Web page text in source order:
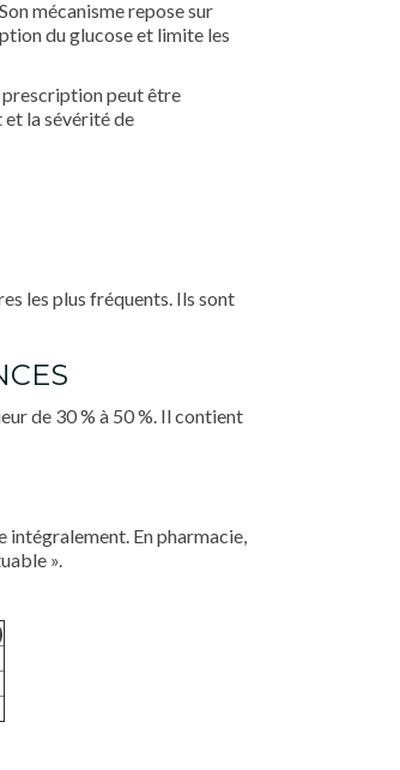
mécanisme repose sur
du glucose et limite les
prescription peut être
la sévérité de
les plus fréquents. Ils sont
de 30 % à 50 %. Il contient
intégralement. En pharmacie,
».